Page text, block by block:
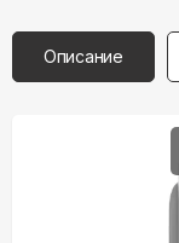
Описание